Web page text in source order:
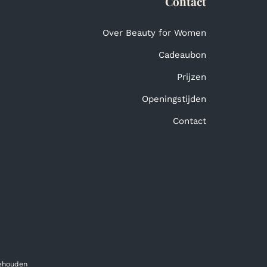
Over Beauty for Women
Cadeaubon
Prijzen
Openingstijden
Contact